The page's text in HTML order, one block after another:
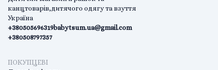
канцтоварів,дитячого одягу та взуття
Україна
+380505696319
+380508797357
babytsum.ua@gmail.com
ПОКУПЦЕВІ